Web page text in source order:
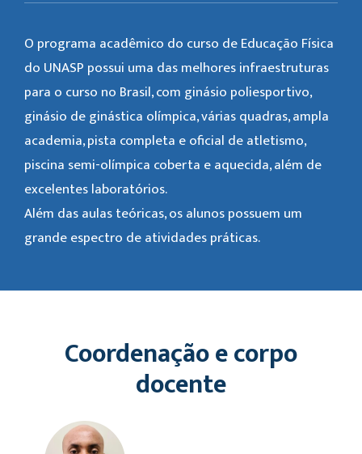
O programa acadêmico do curso de Educação Física
do UNASP possui uma das melhores infraestruturas
para o curso no Brasil, com ginásio poliesportivo,
ginásio de ginástica olímpica, várias quadras, ampla
academia, pista completa e oficial de atletismo,
piscina semi-olímpica coberta e aquecida, além de
excelentes laboratórios.
Além das aulas teóricas, os alunos possuem um
grande espectro de atividades práticas.
Coordenação e corpo
docente